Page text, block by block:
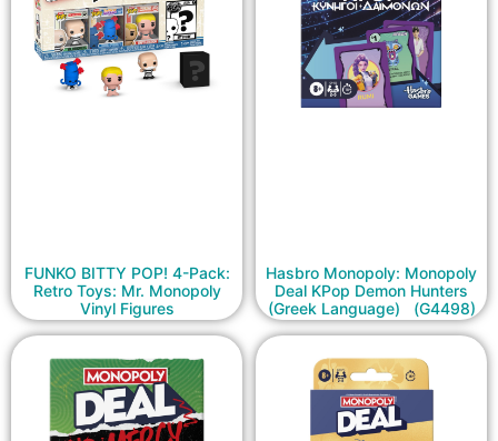
FUNKO BITTY POP! 4-Pack:
Retro Toys: Mr. Monopoly
Vinyl Figures
Hasbro Monopoly: Monopoly
Deal KPop Demon Hunters
(Greek Language) (G4498)